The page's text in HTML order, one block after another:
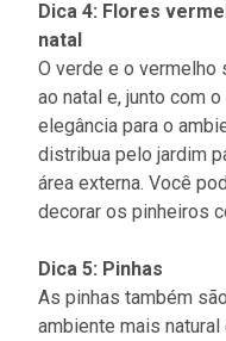
Dica 4: Flores
natal
O verde e o vermelho
ao natal e, junto com
elegância para o
distribua pelo jardim
área externa. Você
decorar os pinheiros
Dica 5: Pinhas
As pinhas também
ambiente mais